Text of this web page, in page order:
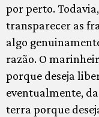
por perto.
transparecer as
algo
razão. O
porque deseja
eventualmente,
terra porque